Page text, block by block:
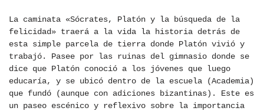
La caminata «Sócrates, Platón y la búsqueda de la
felicidad» traerá a la vida la historia detrás de
esta simple parcela de tierra donde Platón vivió y
trabajó. Pasee por las ruinas del gimnasio donde se
dice que Platón conoció a los jóvenes que luego
educaría, y se ubicó dentro de la escuela (Academia)
que fundó (aunque con adiciones bizantinas). Este es
un paseo escénico y reflexivo sobre la importancia